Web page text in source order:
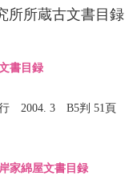
所所蔵古文書目録
書目録
行 2004. 3 B5判 51頁
家綿屋文書目録